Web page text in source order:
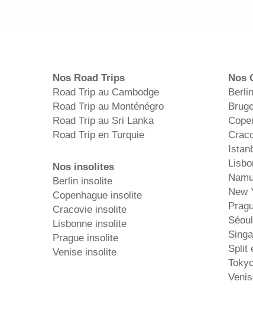
Nos Road Trips
Road Trip au Cambodge
Road Trip au Monténégro
Road Trip au Sri Lanka
Road Trip en Turquie
Nos insolites
Berlin insolite
Copenhague insolite
Cracovie insolite
Lisbonne insolite
Prague insolite
Venise insolite
Nos
New
Split